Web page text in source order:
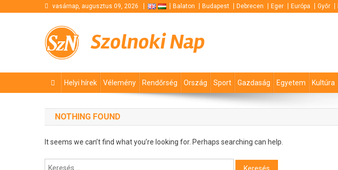
vasárnap, augusztus 09, 2026 Balaton Budapest Debrecen Eger Európa Győr
Szolnoki Nap
Helyi hírek Vélemény Rendőrség Ország Sport Gazdaság Egyetem Kultúra
NOTHING FOUND
It seems we can’t find what you’re looking for. Perhaps searching can help.
Keresés: